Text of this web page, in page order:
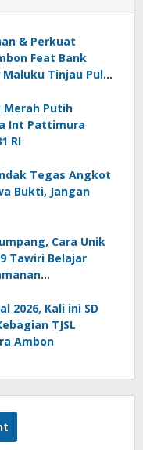
& Perkuat
Feat Bank
Tinjau Pulau
Putih
Int Pattimura
RI
Tegas Angkot
Bukti, Jangan
Cara Unik
Tawiri Belajar
2026, Kali ini SD
TJSL
Ambon